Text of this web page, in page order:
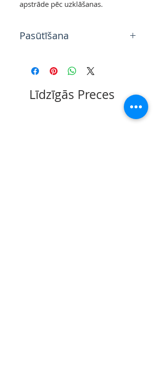
apstrāde pēc uzklāšanas.
Pasūtīšana
gruntis, kas nav pieejamas
Rīgas noliktavā uz vietas ir
pieejamas uz
priekšpasūtijumu. Toņu
Līdzīgās Preces